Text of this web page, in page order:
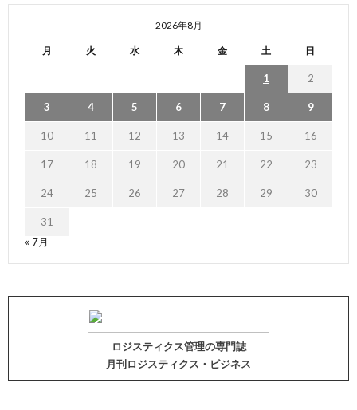
2026年8月
月 火 水 木 金 土 日
1 2
3 4 5 6 7 8 9
10 11 12 13 14 15 16
17 18 19 20 21 22 23
24 25 26 27 28 29 30
31
« 7月
ロジスティクス管理の専門誌
月刊ロジスティクス・ビジネス